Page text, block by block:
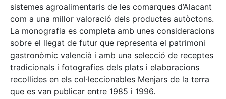
sistemes agroalimentaris de les comarques d’Alacant
com a una millor valoració dels productes autòctons.
La monografia es completa amb unes consideracions
sobre el llegat de futur que representa el patrimoni
gastronòmic valencià i amb una selecció de receptes
tradicionals i fotografies dels plats i elaboracions
recollides en els col·leccionables Menjars de la terra
que es van publicar entre 1985 i 1996.